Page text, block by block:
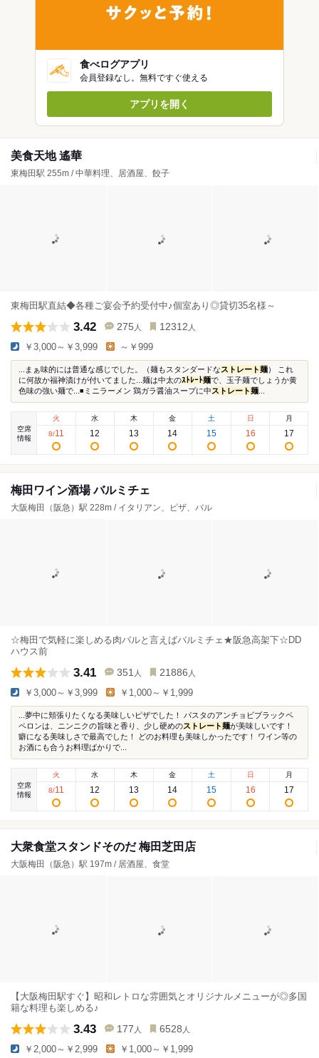
食べログアプリ
会員登録なし。無料ですぐ使える
アプリを開く
美食天地 遙華
東梅田駅 255m / 中華料理、居酒屋、餃子
東梅田駅直結◆各種ご宴会予約受付中♪個室あり◎貸切35名様～
3.42 275 人 12312 人
￥3,000～￥3,999 ～￥999
...まぁ味的には普通な感じでした。（麺もスタンダードなストレート麺） これ
に何故か福神漬けが付いてました...麺は中太のｽﾄﾚｰﾄ麺で、玉子麺でしょうか黄
色味の強い麺で...◾️ミニラーメン 鶏ガラ醤油スープに中ストレート麺
空席
情報
火
8/11
水
12
木
13
金
14
土
15
日
16
月
17
梅田ワイン酒場 バルミチェ
大阪梅田（阪急）駅 228m / イタリアン、ピザ、バル
☆梅田で気軽に楽しめる肉バルと言えばバルミチェ★阪急高架下☆DD
ハウス前
3.41 351 人 21886 人
￥3,000～￥3,999 ￥1,000～￥1,999
...夢中に頬張りたくなる美味しいピザでした！ パスタのアンチョビブラックペ
ペロンは、ニンニクの旨味と香り、少し硬めのストレート麺が美味しいです！
癖になる美味しさで最高でした！ どのお料理も美味しかったです！ ワイン等の
お酒にも合うお料理ばかりで...
空席
情報
火
8/11
水
12
木
13
金
14
土
15
日
16
月
17
大衆食堂スタンドそのだ 梅田芝田店
大阪梅田（阪急）駅 197m / 居酒屋、食堂
【大阪梅田駅すぐ】昭和レトロな雰囲気とオリジナルメニューが◎多国
籍な料理も楽しめる♪
3.43 177 人 6528 人
￥2,000～￥2,999 ￥1,000～￥1,999